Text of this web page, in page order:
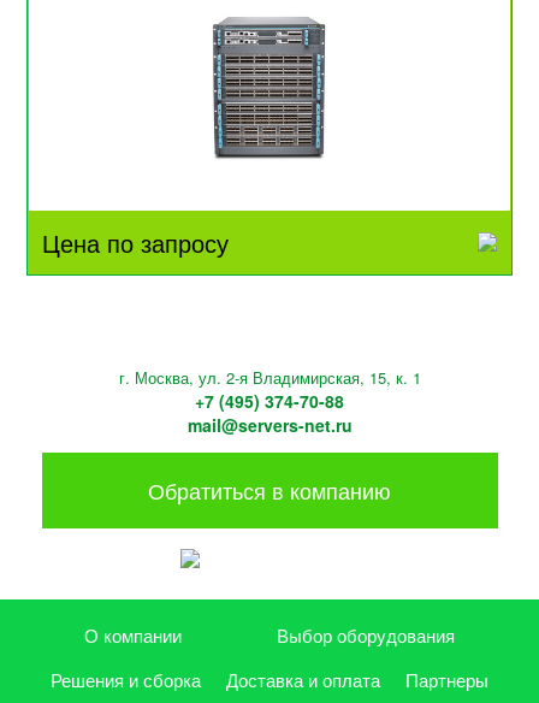
Цена по запросу
г. Москва, ул. 2-я Владимирская, 15, к. 1
+7 (495) 374-70-88
mail@servers-net.ru
Обратиться в компанию
О компании
Выбор оборудования
Решения и сборка
Доставка и оплата
Партнеры